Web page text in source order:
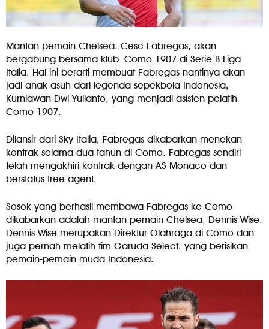
Mantan pemain Chelsea, Cesc Fabregas, akan
bergabung bersama klub Como 1907 di Serie B Liga
Italia. Hal ini berarti membuat Fabregas nantinya akan
jadi anak asuh dari legenda sepekbola Indonesia,
Kurniawan Dwi Yulianto, yang menjadi asisten pelatih
Como 1907.
Dilansir dari Sky Italia, Fabregas dikabarkan menekan
kontrak selama dua tahun di Como. Fabregas sendiri
telah mengakhiri kontrak dengan AS Monaco dan
berstatus free agent.
Sosok yang berhasil membawa Fabregas ke Como
dikabarkan adalah mantan pemain Chelsea, Dennis Wise.
Dennis Wise merupakan Direktur Olahraga di Como dan
juga pernah melatih tim Garuda Select, yang berisikan
pemain-pemain muda Indonesia.